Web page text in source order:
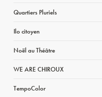
Quartiers Pluriels
Ilo citoyen
Noël au Théâtre
WE ARE CHIROUX
TempoColor